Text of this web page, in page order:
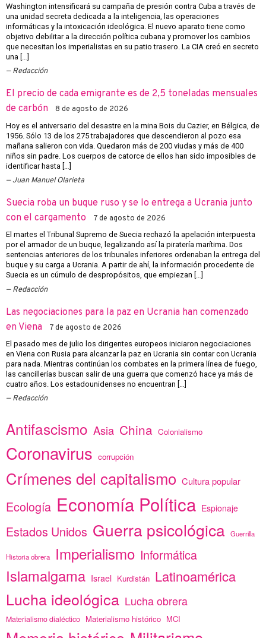
Washington intensificará su campaña de presión contra Cuba a través de
una unidad secreta dedicada a la inteligencia, las operaciones
informáticas y la intoxicación ideológica. El nuevo aparato tiene como
objetivo debilitar a la dirección política cubana y promover los cambios
que necesitan los imperialistas en su patio trasero. La CIA creó en secreto
una […]
Redacción
El precio de cada emigrante es de 2,5 toneladas mensuales
de carbón
8 de agosto de 2026
Hoy es el aniversario del desastre en la mina Bois du Cazier, en Bélgica, de
1956. Sólo 13 de los 275 trabajadores que descendieron al pozo esa
mañana salieron con vida. Quedaron más de 200 viudas y más de 400
niños sin padre. Los cuerpos de catorce de ellos han sido imposibles de
identificar hasta […]
Juan Manuel Olarieta
Suecia roba un buque ruso y se lo entrega a Ucrania junto
con el cargamento
7 de agosto de 2026
El martes el Tribunal Supremo de Suecia rechazó la apelación interpuesta
por el armador de un buque, legalizando así la piratería marítima. Dos
sentencias anteriores de los tribunales inferiores ordenaban la entrega del
buque y su carga a Ucrania. A partir de ahí, la información procedente de
Suecia es un cúmulo de despropósitos, que empiezan […]
Redacción
Las negociaciones para la paz en Ucrania han comenzado
en Viena
7 de agosto de 2026
El pasado mes de julio los dirigentes europeos iniciaron negociaciones
en Viena con Rusia para alcanzar la paz en Ucrania sin contar con Ucrania
para nada. Mientras continúan los combates en la primera línea de fuego,
las cancillerías buscan salir de una guerra que comenzó hace ya más de
cuatro años. Los estadounidenses no encuentran […]
Redacción
Antifascismo Asia China Colonialismo
Coronavirus corrupción
Crímenes del capitalismo Cultura popular
Ecología Economía Política Espionaje
Estados Unidos Guerra psicológica Guerrilla
Historia obrera Imperialismo Informática
Islamalgama Israel Kurdistán Latinoamérica
Lucha ideológica Lucha obrera
Materialismo dialéctico Materialismo histórico MCI